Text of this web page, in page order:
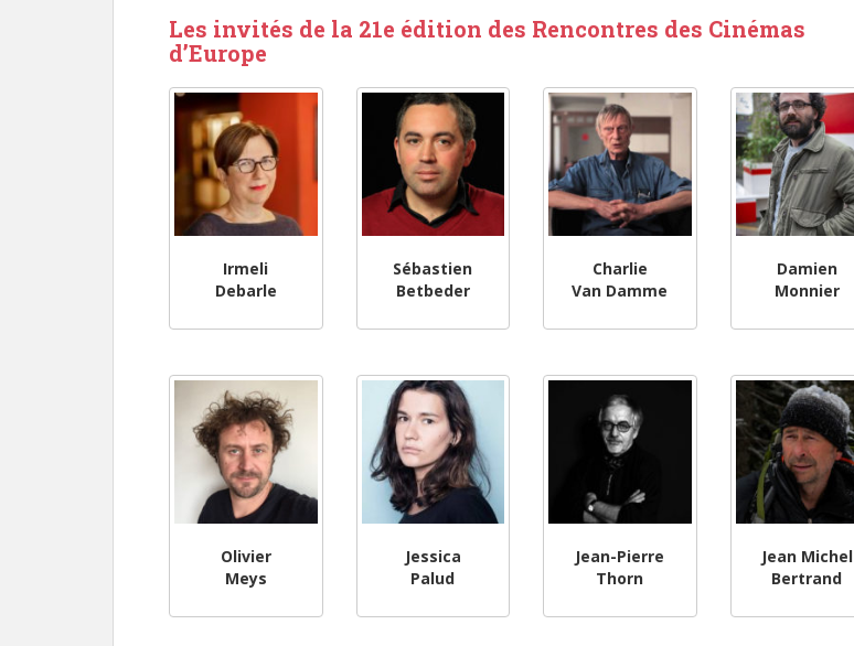
Les invités de la 21e édition des Rencontres des Cinémas
d’Europe
Irmeli
Debarle
Sébastien
Betbeder
Charlie
Van Damme
Damien
Monnier
Olivier
Meys
Jessica
Palud
Jean-Pierre
Thorn
Jean Michel
Bertrand